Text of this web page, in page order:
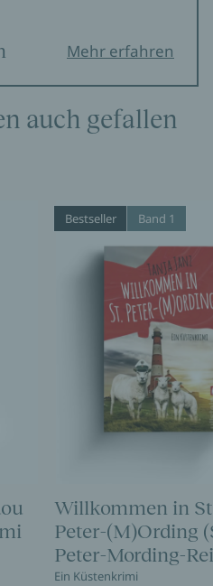
Mehr erfahren
auch gefallen
Bestseller Band 1
Willkommen in
Peter-(M)Ording
Peter-Mording-
Ein Küstenkrimi